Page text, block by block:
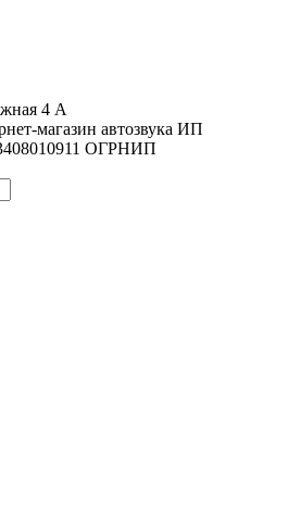
4 А
магазин автозвука ИП
ОГРНИП